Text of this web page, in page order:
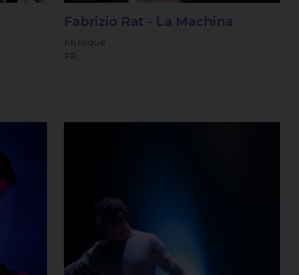
Fabrizio Rat - La Machina
Musique
FR